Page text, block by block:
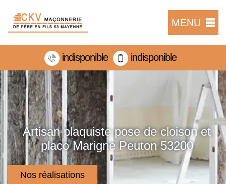
MENU
indisponible indisponible
Artisan plaquiste pose de cloison et
placo Marigne Peuton 53200
Nos réalisations